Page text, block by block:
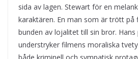
sida av lagen. Stewart för en
karaktären. En man som är trött på
bunden av lojalitet till sin bror.
understryker filmens moraliska